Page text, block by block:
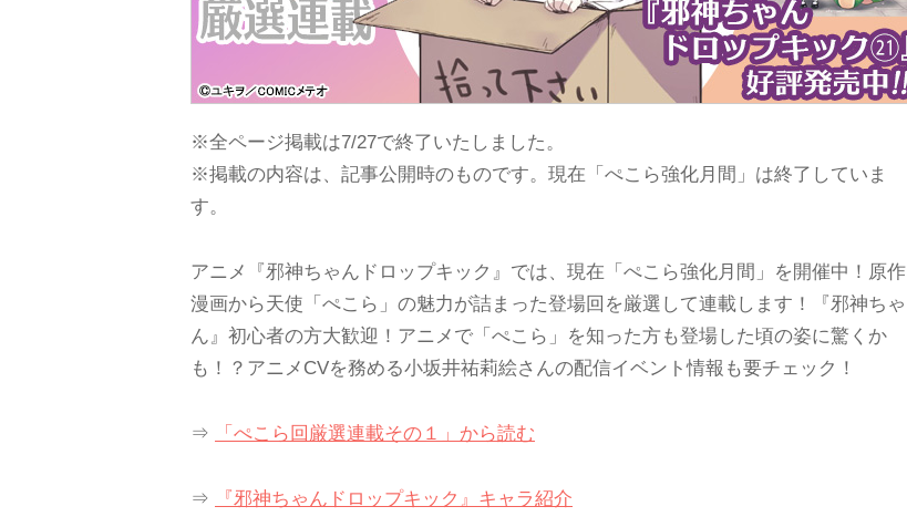
※全ページ掲載は7/27で終了いたしました。
※掲載の内容は、記事公開時のものです。現在「ぺこら強化月間」は終了していま
す。
アニメ『邪神ちゃんドロップキック』では、現在「ぺこら強化月間」を開催中！原作
漫画から天使「ぺこら」の魅力が詰まった登場回を厳選して連載します！『邪神ちゃ
ん』初心者の方大歓迎！アニメで「ぺこら」を知った方も登場した頃の姿に驚くか
も！？アニメCVを務める小坂井祐莉絵さんの配信イベント情報も要チェック！
⇒ 「ぺこら回厳選連載その１」から読む
⇒ 『邪神ちゃんドロップキック』キャラ紹介